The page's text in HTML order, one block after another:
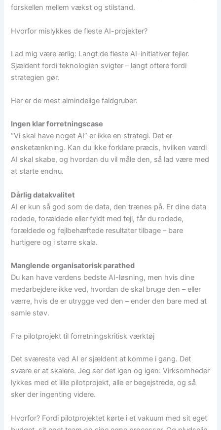
forskellen mellem vækst og stilstand.
Hvorfor mislykkes de fleste AI-projekter?
Lad mig være ærlig: Langt de fleste AI-initiativer fejler.
Sjældent fordi teknologien svigter – langt oftere fordi
strategien gør.
Her er de mest almindelige faldgruber:
Ingen klar forretningscase
“Vi skal have noget AI” er ikke en strategi. Det er
ønsketænkning. Kan du ikke forklare præcis, hvilken værdi
AI skal skabe, og hvordan du vil måle den, så lad være med
at starte endnu.
Dårlig datakvalitet
AI er kun så god som de data, den trænes på. Er dine data
rodede, forældede eller fyldt med fejl, får du rodede,
forældede og fejlbehæftede resultater tilbage – bare
hurtigere og i større skala.
Manglende organisatorisk parathed
Du kan have verdens bedste AI-løsning, men hvis dine
medarbejdere ikke ved, hvordan de skal bruge den – eller
værre, hvis de er utrygge ved den – ender den bare med at
samle støv.
Fra pilotprojekt til forretningskritisk værktøj
Det sværeste ved AI er sjældent at komme i gang. Det
svære er at skalere. Jeg ser det igen og igen: Virksomheder
lykkes med et lille pilotprojekt, alle er begejstrede, og så
sker der ingenting videre.
Hvorfor? Fordi pilotprojektet kørte i et vakuum med sit eget